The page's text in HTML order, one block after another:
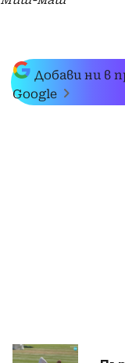
Добави ни в
Google